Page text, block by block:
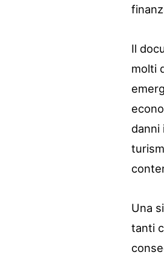
Il
molti
danni
Una
tanti